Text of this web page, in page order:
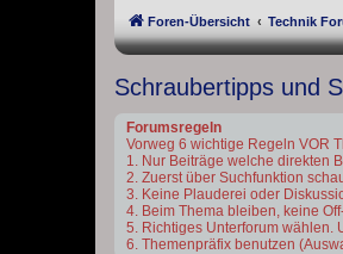
Foren-Übersicht Technik
Schraubertipps und
Forumsregeln
Vorweg 6 wichtige Regeln VOR
1. Nur Beiträge welche direkten
2. Zuerst über Suchfunktion
3. Keine Plauderei oder
4. Beim Thema bleiben, keine
5. Richtiges Unterforum wählen.
6. Themenpräfix benutzen